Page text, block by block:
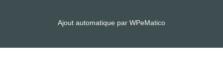
Ajout automatique par WPeMatico